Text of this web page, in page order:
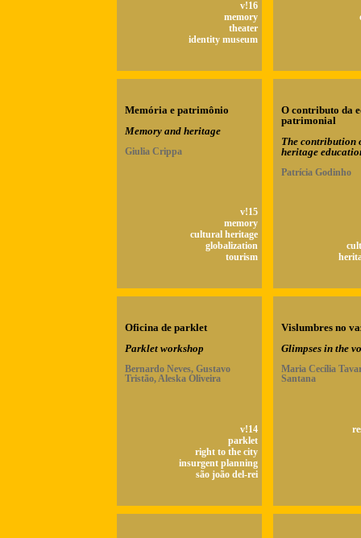
v!16
memory
theater
identity museum
Memória e patrimônio
Memory and heritage
Giulia Crippa
v!15
memory
cultural heritage
globalization
tourism
O contributo da
patrimonial
The contribution
heritage
Patrícia Godinho
Oficina de parklet
Parklet workshop
Bernardo Neves, Gustavo
Tristão, Aleska Oliveira
v!14
parklet
right to the city
insurgent planning
são joão del-rei
Vislumbres no
Glimpses in the
Maria Cecília
Santana